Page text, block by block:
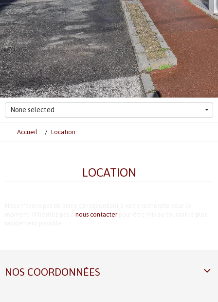
None selected
Accueil Location
LOCATION
nous contacterpour être mis au courant le plus
NOS COORDONNÉES